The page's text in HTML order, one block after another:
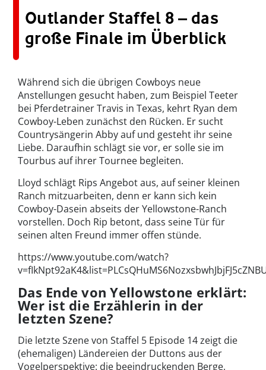
Outlander Staffel 8 – das
große Finale im Überblick
Während sich die übrigen Cowboys neue
Anstellungen gesucht haben, zum Beispiel Teeter
bei Pferdetrainer Travis in Texas, kehrt Ryan dem
Cowboy-Leben zunächst den Rücken. Er sucht
Countrysängerin Abby auf und gesteht ihr seine
Liebe. Daraufhin schlägt sie vor, er solle sie im
Tourbus auf ihrer Tournee begleiten.
Lloyd schlägt Rips Angebot aus, auf seiner kleinen
Ranch mitzuarbeiten, denn er kann sich kein
Cowboy-Dasein abseits der Yellowstone-Ranch
vorstellen. Doch Rip betont, dass seine Tür für
seinen alten Freund immer offen stünde.
https://www.youtube.com/watch?
Das Ende von Yellowstone erklärt:
Wer ist die Erzählerin in der
letzten Szene?
Die letzte Szene von Staffel 5 Episode 14 zeigt die
(ehemaligen) Ländereien der Duttons aus der
Vogelperspektive: die beeindruckenden Berge,